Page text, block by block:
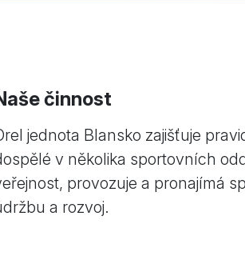
činnost
jednota Blansko zajišťuje
v několika sportovních
provozuje a pronajímá
a rozvoj.